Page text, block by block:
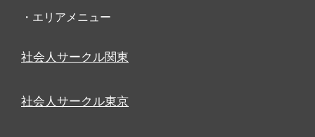
・エリアメニュー
社会人サークル関東
社会人サークル東京